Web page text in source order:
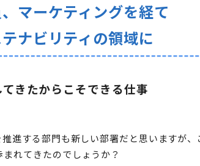
マーケティングを経て
ナビリティの領域に
きたからこそできる仕事
進する部門も新しい部署だと思いますが
れてきたのでしょうか？